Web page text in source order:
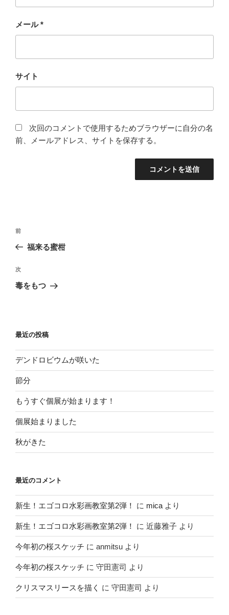
メール*
サイト
次回のコメントで使用するためブラウザーに自分の名
前、メールアドレス、サイトを保存する。
投
ナ
ビ
ゲ
ン
過
去
投
稿
前
福来る蜜柑
次
の
次
毒をもつ
最近の投稿
デンドロビウムが咲いた
節分
もうすぐ個展が始まります！
個展始まりました
秋がきた
最近のコメント
新生！エゴコロ水彩画教室第2弾！ に mica より
新生！エゴコロ水彩画教室第2弾！ に 近藤雅子 より
今年初の桜スケッチ に anmitsu より
今年初の桜スケッチ に 守田憲司 より
クリスマスリースを描く に 守田憲司 より